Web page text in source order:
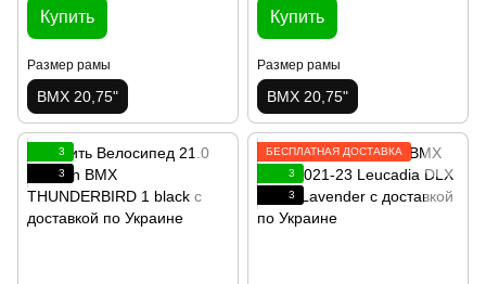
Купить
Размер рамы
BMX 20,75"
Купить
Размер рамы
BMX 20,75"
3
3
БЕСПЛАТНАЯ ДОСТАВКА
3
3